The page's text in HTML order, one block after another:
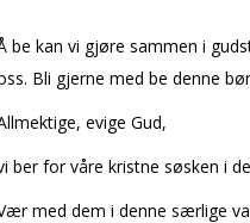
be kan vi gjøre sammen i
Bli gjerne med be denne
evige Gud,
ber for våre kristne søsken i
med dem i denne særlige